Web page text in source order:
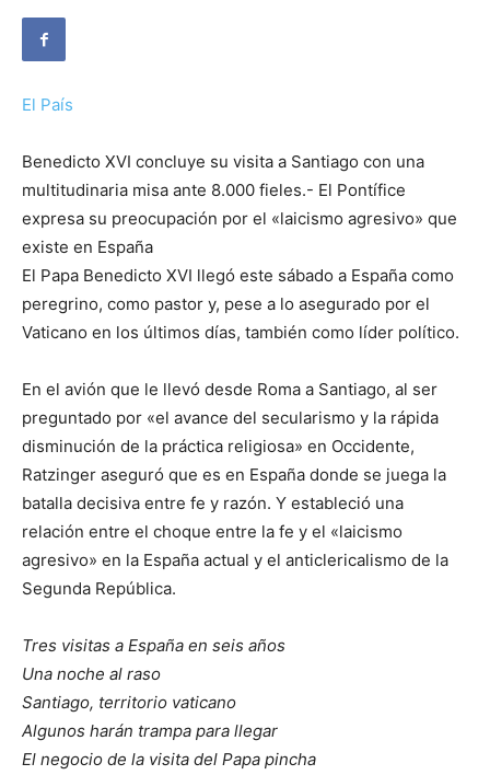
El País
Benedicto XVI concluye su visita a Santiago con una
multitudinaria misa ante 8.000 fieles.- El Pontífice
expresa su preocupación por el «laicismo agresivo» que
existe en España
El Papa Benedicto XVI llegó este sábado a España como
peregrino, como pastor y, pese a lo asegurado por el
Vaticano en los últimos días, también como líder político.
En el avión que le llevó desde Roma a Santiago, al ser
preguntado por «el avance del secularismo y la rápida
disminución de la práctica religiosa» en Occidente,
Ratzinger aseguró que es en España donde se juega la
batalla decisiva entre fe y razón. Y estableció una
relación entre el choque entre la fe y el «laicismo
agresivo» en la España actual y el anticlericalismo de la
Segunda República.
Tres visitas a España en seis años
Una noche al raso
Santiago, territorio vaticano
Algunos harán trampa para llegar
El negocio de la visita del Papa pincha